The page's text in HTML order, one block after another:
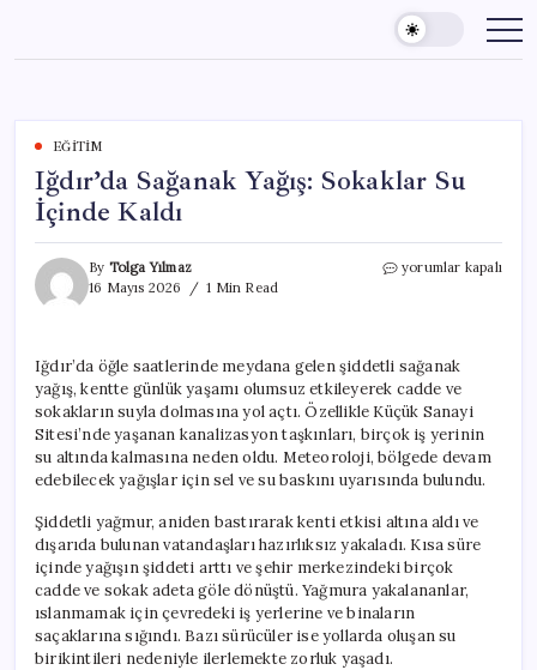
content
EĞITIM
Iğdır’da Sağanak Yağış: Sokaklar Su
İçinde Kaldı
By Tolga Yılmaz
16 Mayıs 2026
1 Min Read
Iğdır’da
İçinde
Kaldı
için
yorumlar kapalı
Iğdır’da öğle saatlerinde meydana gelen şiddetli sağanak
yağış, kentte günlük yaşamı olumsuz etkileyerek cadde ve
sokakların suyla dolmasına yol açtı. Özellikle Küçük Sanayi
Sitesi’nde yaşanan kanalizasyon taşkınları, birçok iş yerinin
su altında kalmasına neden oldu. Meteoroloji, bölgede devam
edebilecek yağışlar için sel ve su baskını uyarısında bulundu.
Şiddetli yağmur, aniden bastırarak kenti etkisi altına aldı ve
dışarıda bulunan vatandaşları hazırlıksız yakaladı. Kısa süre
içinde yağışın şiddeti arttı ve şehir merkezindeki birçok
cadde ve sokak adeta göle dönüştü. Yağmura yakalananlar,
ıslanmamak için çevredeki iş yerlerine ve binaların
saçaklarına sığındı. Bazı sürücüler ise yollarda oluşan su
birikintileri nedeniyle ilerlemekte zorluk yaşadı.